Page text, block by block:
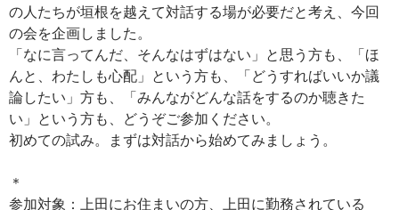
の人たちが垣根を越えて対話する場が必要だと考え、今回
の会を企画しました。
「なに言ってんだ、そんなはずはない」と思う方も、「ほ
んと、わたしも心配」という方も、「どうすればいいか議
論したい」方も、「みんながどんな話をするのか聴きた
い」という方も、どうぞご参加ください。
初めての試み。まずは対話から始めてみましょう。
＊
参加対象：上田にお住まいの方、上田に勤務されている